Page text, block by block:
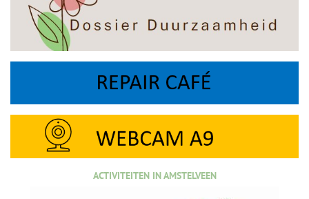
ACTIVITEITEN IN AMSTELVEEN